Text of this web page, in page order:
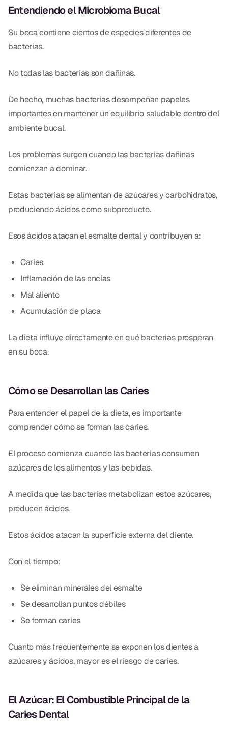
Entendiendo el Microbioma Bucal
Su boca contiene cientos de especies diferentes de
bacterias.
No todas las bacterias son dañinas.
De hecho, muchas bacterias desempeñan papeles
importantes en mantener un equilibrio saludable dentro del
ambiente bucal.
Los problemas surgen cuando las bacterias dañinas
comienzan a dominar.
Estas bacterias se alimentan de azúcares y carbohidratos,
produciendo ácidos como subproducto.
Esos ácidos atacan el esmalte dental y contribuyen a:
Caries
Inflamación de las encías
Mal aliento
Acumulación de placa
La dieta influye directamente en qué bacterias prosperan
en su boca.
Cómo se Desarrollan las Caries
Para entender el papel de la dieta, es importante
comprender cómo se forman las caries.
El proceso comienza cuando las bacterias consumen
azúcares de los alimentos y las bebidas.
A medida que las bacterias metabolizan estos azúcares,
producen ácidos.
Estos ácidos atacan la superficie externa del diente.
Con el tiempo:
Se eliminan minerales del esmalte
Se desarrollan puntos débiles
Se forman caries
Cuanto más frecuentemente se exponen los dientes a
azúcares y ácidos, mayor es el riesgo de caries.
El Azúcar: El Combustible Principal de la
Caries Dental